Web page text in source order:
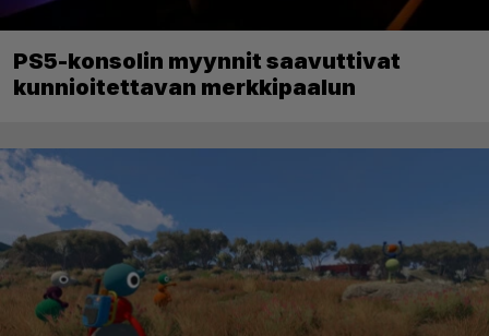
PS5-konsolin myynnit saavuttivat
kunnioitettavan merkkipaalun